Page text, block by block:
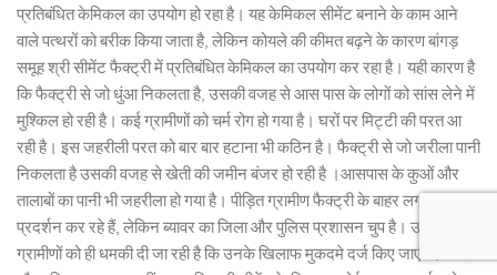
प्रतिबंधित केमिकल का उपयोग हो रहा है। यह केमिकल सीमेंट बनाने के काम आने
वाले पत्थरों को बरीक किया जाता है, लेकिन कोयले की कीमत बढ़ने के कारण बांगड़
समूह श्री सीमेंट फैक्ट्री में प्रतिबंधित केमिकल का उपयोग कर रहा है। यही कारण है
कि फैक्ट्री से जो धुंआ निकलता है, उसकी वजह से आस पास के लोगों को सांस लेने में
मुश्किल हो रही है। कई ग्रामीणों को चर्म रोग हो गया है। घरों पर मिट्टी की परत आ
रही है। इस जहरीली परत को बार बार हटाना भी कठिन है। फैक्ट्री से जो जरीला पानी
निकलता है उसकी वजह से खेती की जमीन बंजर हो रही है ।आसपास के कुओं और
तालाबों का पानी भी जहरीला हो गया है। पीड़ित ग्रामीण फैक्ट्री के बाहर लगातार धरना
प्रदर्शन कर रहे हैं, लेकिन ब्यावर का जिला और पुलिस प्रशासन चुप है। उल्टे
ग्रामीणों को ही धमकी दी जा रही है कि उनके खिलाफ मुकदमे दर्ज किए जाएंगे। जिला